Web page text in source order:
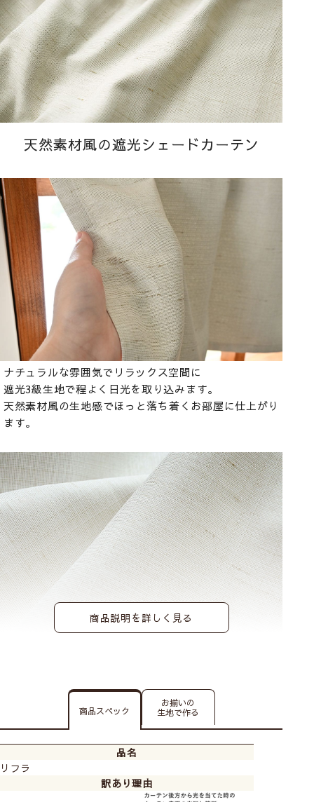
天然素材風の遮光シェードカーテン
ナチュラルな雰囲気でリラックス空間に
遮光3級生地で程よく日光を取り込みます。
天然素材風の生地感でほっと落ち着くお部屋に仕上がり
ます。
◆ シェードカーテンについて ◆
操作は2種類からお選びください
商品説明を詳しく見る
商品スペック
お揃いの
生地で作る
品名
リフラ
訳あり理由